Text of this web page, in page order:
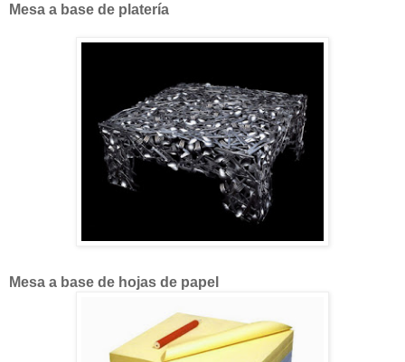
Mesa a base de platería
Mesa a base de hojas de papel